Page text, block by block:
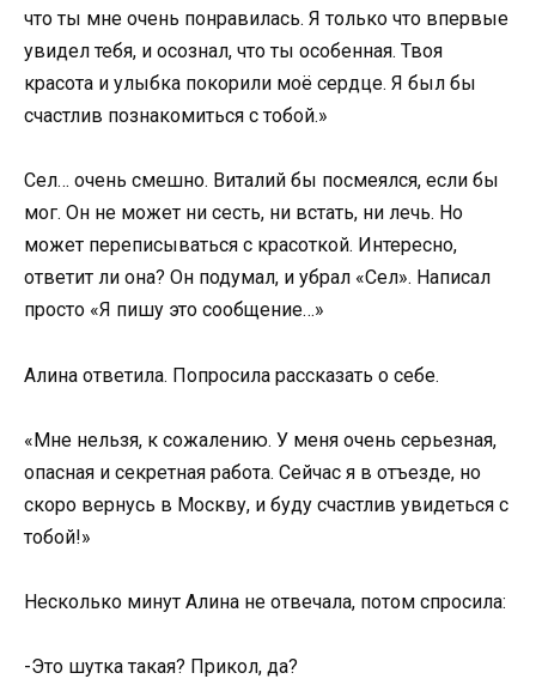
что ты мне очень понравилась. Я только что впервые
увидел тебя, и осознал, что ты особенная. Твоя
красота и улыбка покорили моё сердце. Я был бы
счастлив познакомиться с тобой.»
Сел… очень смешно. Виталий бы посмеялся, если бы
мог. Он не может ни сесть, ни встать, ни лечь. Но
может переписываться с красоткой. Интересно,
ответит ли она? Он подумал, и убрал «Сел». Написал
просто «Я пишу это сообщение…»
Алина ответила. Попросила рассказать о себе.
«Мне нельзя, к сожалению. У меня очень серьезная,
опасная и секретная работа. Сейчас я в отъезде, но
скоро вернусь в Москву, и буду счастлив увидеться с
тобой!»
Несколько минут Алина не отвечала, потом спросила:
-Это шутка такая? Прикол, да?